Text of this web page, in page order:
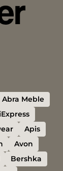
Abra Meble
Apis
Avon
Bershka